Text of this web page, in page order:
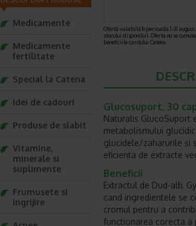
Ofertă valabilă în perioada 1-31
stocului disponibil. Oferta nu se
beneficiile cardului Catena.
Glucosuport, 30
Naturalis GlucoSuport
metabolismului
glucidele/zaharurile si
eficienta de extracte
Beneficii
Extractul de Dud-alb,
cand ingredientele se
cromul pentru a
functionarea corecta a
Medicamente
Medicamente
fertilitate
Special la Catena
Idei de cadouri
Produse de slabit
Vitamine,
minerale si
suplimente
Frumusete si
ingrijire